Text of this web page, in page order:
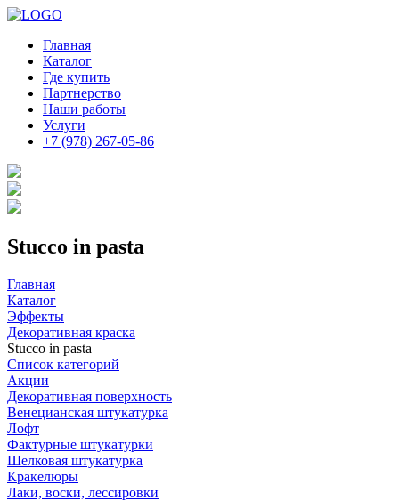
Главная
Каталог
Где купить
Партнерство
Наши работы
Услуги
+7 (978) 267-05-86
Stucco in pasta
Главная
Каталог
Эффекты
Декоративная краска
Stucco in pasta
Список категорий
Акции
Декоративная поверхность
Венецианская штукатурка
Лофт
Фактурные штукатурки
Шелковая штукатурка
Кракелюры
Лаки, воски, лессировки